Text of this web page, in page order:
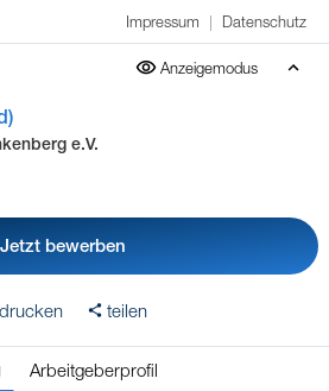
Impressum | Datenschutz
Anzeigemodus
e.V.
Jetzt bewerben
drucken teilen
Arbeitgeberprofil